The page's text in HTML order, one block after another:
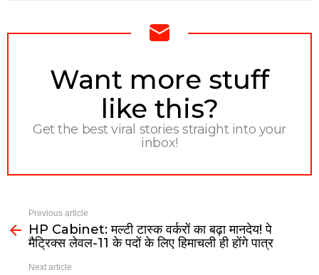
NEWSLETTER
Want more stuff
like this?
Get the best viral stories straight into your
inbox!
Previous article
HP Cabinet: मल्टी टास्क वर्करों का बढ़ा मानदेय! पे
मैट्रिक्स लेवल-11 के पदों के लिए हिमाचली ही होंगे पात्र
Next article